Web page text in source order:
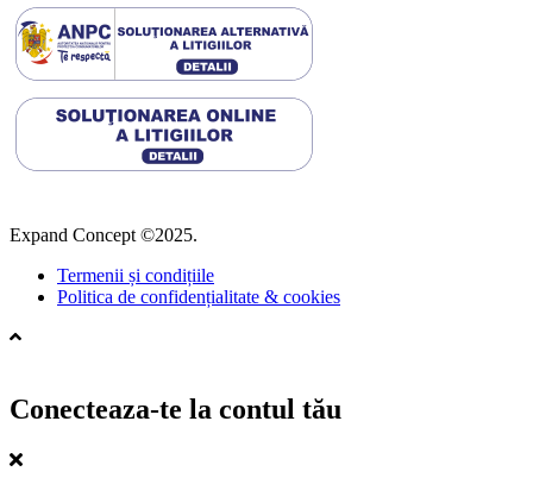
Expand Concept ©2025.
Termenii și condițiile
Politica de confidențialitate & cookies
Conecteaza-te la contul tău